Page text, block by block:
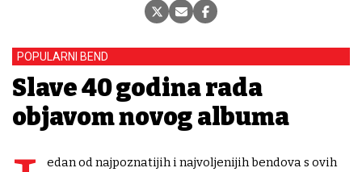
POPULARNI BEND
Slave 40 godina rada
objavom novog albuma
edan od najpoznatijih i najvoljenijih bendova s ovih